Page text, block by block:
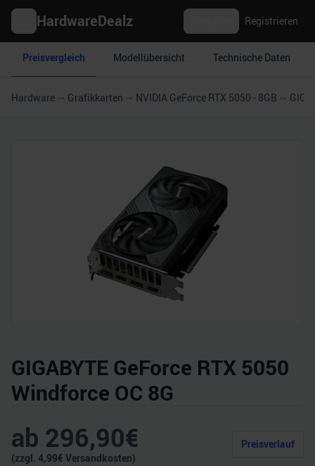
HardwareDealz Registrieren
Preisvergleich Modellübersicht Technische Daten
Hardware Grafikkarten NVIDIA GeForce RTX 5050 - 8GB
GIGABYTE GeForce RTX 5050
Windforce OC 8G
ab 296,90€
(zzgl. 4,99€ Versandkosten)
Preisverlauf